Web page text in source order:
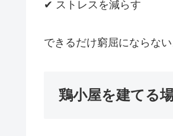
✔ ストレスを減らす
できるだけ窮屈にならな
鶏小屋を建てる